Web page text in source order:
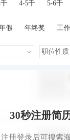
4-5千 5-6千
假 年终奖
工
30秒注册简
注册登录后可搜索